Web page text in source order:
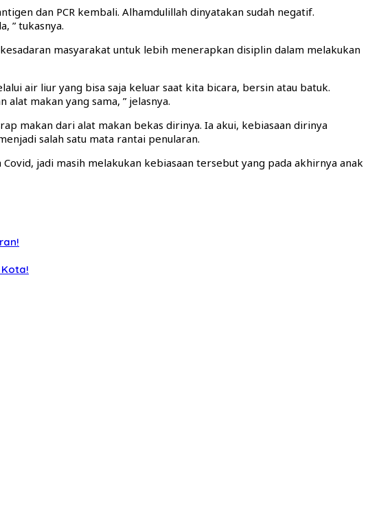
dan PCR kembali. Alhamdulillah dinyatakan sudah negatif.
” tukasnya.
masyarakat untuk lebih menerapkan disiplin dalam melakukan
air liur yang bisa saja keluar saat kita bicara, bersin atau batuk.
makan yang sama, ” jelasnya.
makan dari alat makan bekas dirinya. Ia akui, kebiasaan dirinya
salah satu mata rantai penularan.
jadi masih melakukan kebiasaan tersebut yang pada akhirnya anak